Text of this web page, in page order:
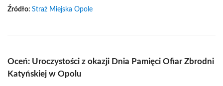
Źródło: Straż Miejska Opole
Oceń: Uroczystości z okazji Dnia Pamięci Ofiar Zbrodni
Katyńskiej w Opolu